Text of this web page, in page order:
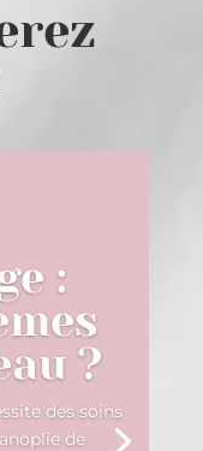
:
?
des soins
de